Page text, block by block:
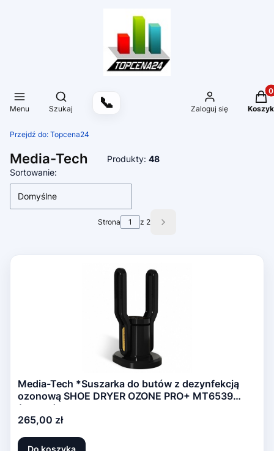
Menu
Otwórz wyszukiwarkę
Szukaj 📞 Zaloguj się Koszyk
Przejdź do: Topcena24
Media-Tech Produkty: 48
Lista produktów
Sortowanie:
Domyślne
Strona z 2 Następne produkty
Media-Tech *Suszarka do butów z dezynfekcją
ozonową SHOE DRYER OZONE PRO+ MT6539
(czarna)
Cena
265,00 zł
Do koszyka